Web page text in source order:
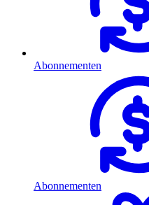
Abonnementen
Abonnementen